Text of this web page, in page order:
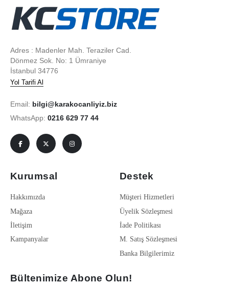
Adres : Madenler Mah. Teraziler Cad.
Dönmez Sok. No: 1 Ümraniye
İstanbul 34776
Yol Tarifi Al
Email: bilgi@karakocanliyiz.biz
WhatsApp: 0216 629 77 44
Kurumsal
Hakkımızda
Mağaza
İletişim
Kampanyalar
Destek
Müşteri Hizmetleri
Üyelik Sözleşmesi
İade Politikası
M. Satış Sözleşmesi
Banka Bilgilerimiz
Bültenimize Abone Olun!